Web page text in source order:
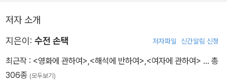
<의지의 승리>에서 군중은 황홀경에 빠진 모습으로 그려진다. 히틀
고 무성적인 경향이 있다.
우파 운동은 아무리 금욕적이고 억압적인 현실을 불러오더라도 성적
인 겉모습을 보인다. 확실히 나치즘은 공산주의보다 더
˝파시즘은 연극이다˝라고 말했다. 사도마조히즘적 섹슈얼리티도 마
얼리티의 상연에 참여하는 것이다. 연기자뿐만 아니라 전문 의상 제
작자와 연출가도 사도마조히즘적 섹스의 고정 회원이
저자 소개
지은이: 수전 손택 저자파일 신간알림 신청
최근작 : <영화에 관하여>,<해석에 반하여>,<여자에 관하여> … 총
306종 (모두보기)